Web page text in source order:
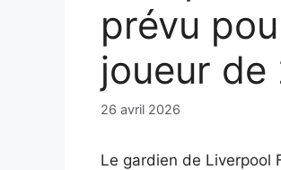
prévu
joueur
26 avril 2026
Le gardien de Liverpool